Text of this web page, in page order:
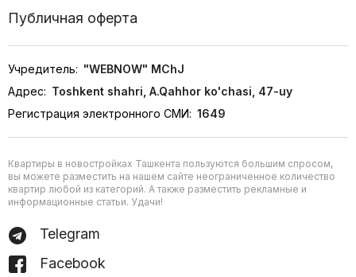
Публичная оферта
Учредитель: "WEBNOW" MChJ
Адрес: Toshkent shahri, A.Qahhor ko'chasi, 47-uy
Регистрация электронного СМИ: 1649
Квартиры в новостройках Ташкента пользуются большим спросом,
вы можете разместить на нашем сайте неограниченное количество
квартир любой из категорий. А также разместить рекламные и
информационные статьи. Удачи!
Telegram
Facebook